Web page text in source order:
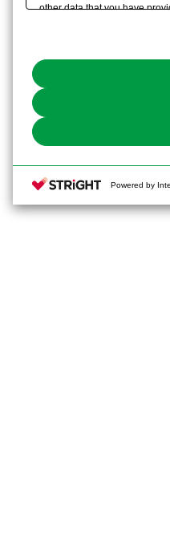
other data that you have
the use of all Cookies
You can change your
Powered by